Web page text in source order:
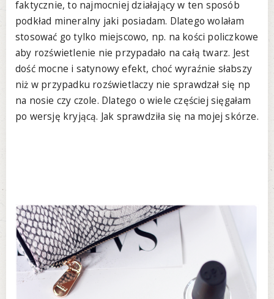
faktycznie, to najmocniej działający w ten sposób
podkład mineralny jaki posiadam. Dlatego wolałam
stosować go tylko miejscowo, np. na kości policzkowe
aby rozświetlenie nie przypadało na całą twarz. Jest
dość mocne i satynowy efekt, choć wyraźnie słabszy
niż w przypadku rozświetlaczy nie sprawdzał się np
na nosie czy czole. Dlatego o wiele częściej sięgałam
po wersję kryjącą. Jak sprawdziła się na mojej skórze.